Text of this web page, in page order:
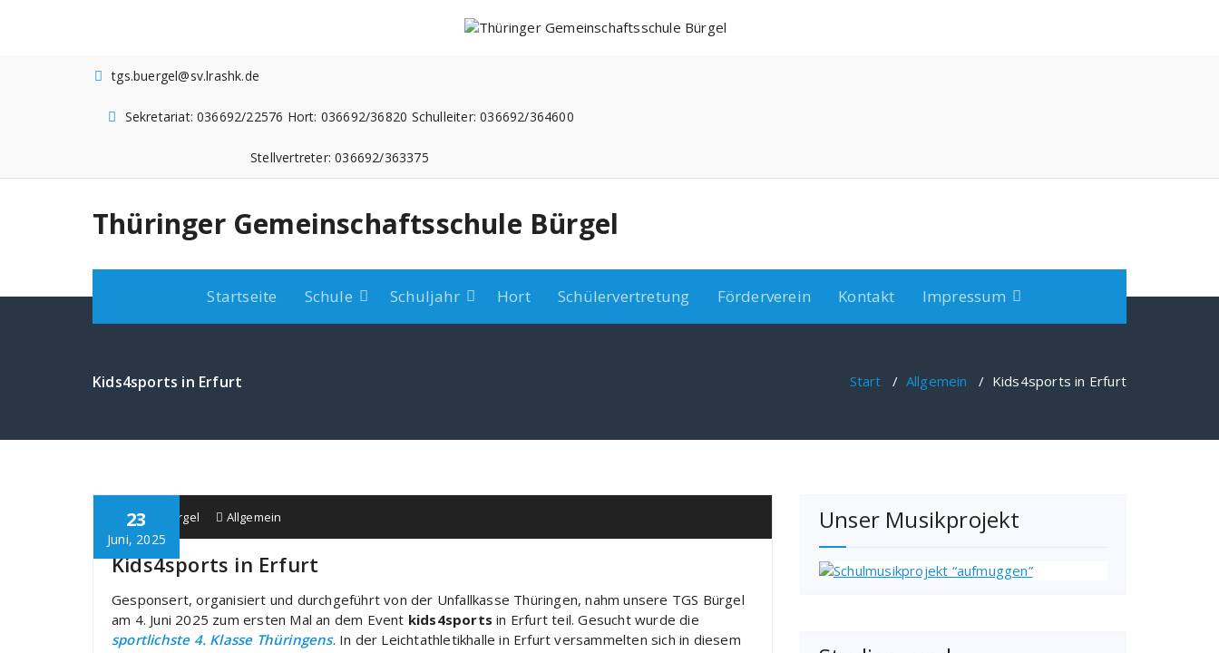
tgs.buergel@sv.lrashk.de
Sekretariat: 036692/22576 Hort: 036692/36820 Schulleiter: 036692/364600
Stellvertreter: 036692/363375
Thüringer Gemeinschaftsschule Bürgel
Startseite Schule Schuljahr Hort Schülervertretung Förderverein Kontakt Impressum
Kids4sports in Erfurt Start / Allgemein / Kids4sports in Erfurt
23
Juni, 2025
Schule Bürgel Allgemein
Kids4sports in Erfurt
Gesponsert, organisiert und durchgeführt von der Unfallkasse Thüringen, nahm unsere TGS Bürgel
am 4. Juni 2025 zum ersten Mal an dem Event kids4sports in Erfurt teil. Gesucht wurde die
sportlichste 4. Klasse Thüringens. In der Leichtathletikhalle in Erfurt versammelten sich in diesem
Unser Musikprojekt